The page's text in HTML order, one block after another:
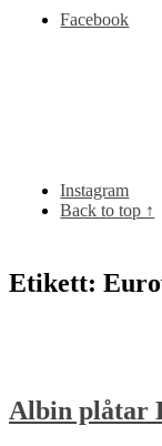
Facebook
Instagram
Back to top ↑
Etikett:
Albin plåtar